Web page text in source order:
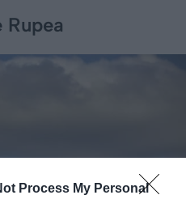
Process My Personal
Rupea